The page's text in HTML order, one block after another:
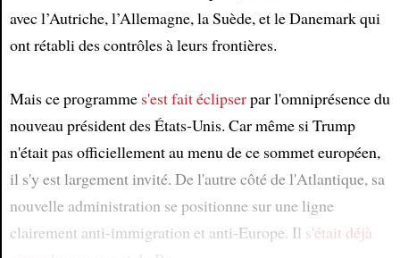
avec l’Autriche, l’Allemagne, la Suède, et le Danemark qui
ont rétabli des contrôles à leurs frontières.
Mais ce programme s'est fait éclipserpar l'omniprésence du
nouveau président des États-Unis. Car même si Trump
n'était pas officiellement au menu de ce sommet européen,
il s'y est largement invité. De l'autre côté de l'Atlantique, sa
nouvelle administration se positionne sur une ligne
clairement anti-immigration et anti-Europe. Il s'était déjà